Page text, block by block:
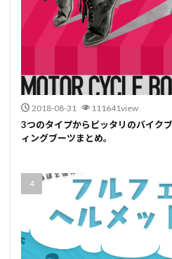
2018-08-31 111641view
3つのタイプからピッタリのバイク
ィングブーツまとめ。